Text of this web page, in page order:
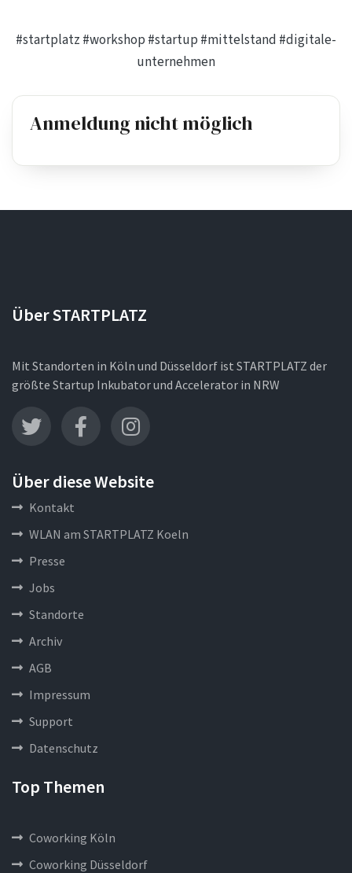
#startplatz #workshop #startup #mittelstand #digitale-
unternehmen
Anmeldung nicht möglich
Über STARTPLATZ
Mit Standorten in Köln und Düsseldorf ist STARTPLATZ der
größte Startup Inkubator und Accelerator in NRW
Über diese Website
Kontakt
WLAN am STARTPLATZ Koeln
Presse
Jobs
Standorte
Archiv
AGB
Impressum
Support
Datenschutz
Top Themen
Coworking Köln
Coworking Düsseldorf